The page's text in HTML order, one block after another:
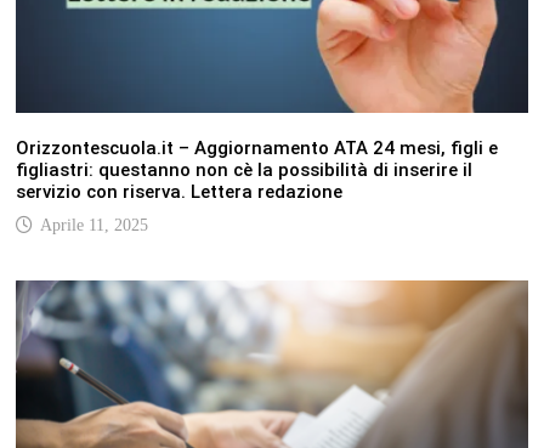
Orizzontescuola.it – Aggiornamento ATA 24 mesi, figli e
figliastri: questanno non cè la possibilità di inserire il
servizio con riserva. Lettera redazione
Aprile 11, 2025